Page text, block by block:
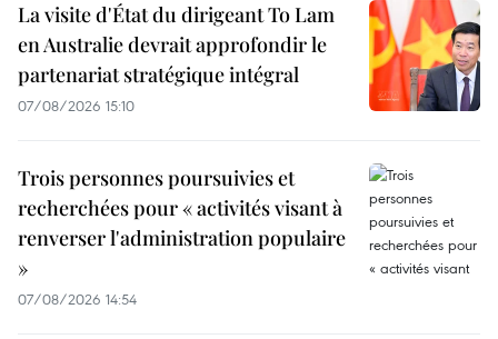
La visite d'État du dirigeant To Lam
en Australie devrait approfondir le
partenariat stratégique intégral
07/08/2026 15:10
Trois personnes poursuivies et
recherchées pour « activités visant à
renverser l'administration populaire
»
07/08/2026 14:54